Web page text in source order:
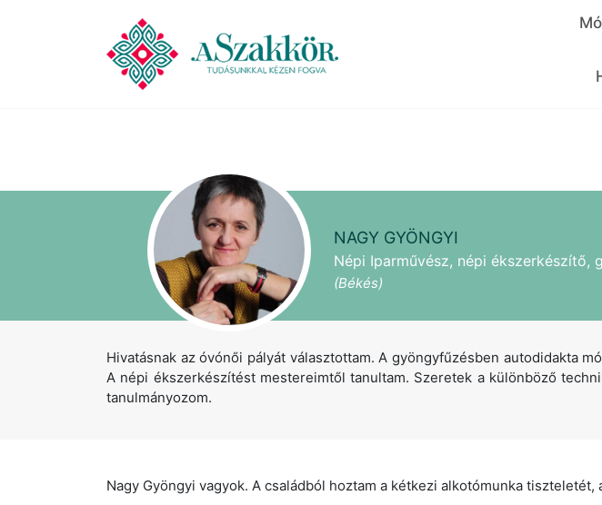
NAGY GYÖNGYI
Népi Iparművész, népi ékszerkészítő,
(Békés)
Hivatásnak az óvónői pályát választottam. A gyöngyfűzésben autodidakta
A népi ékszerkészítést mestereimtől tanultam. Szeretek a különböző
tanulmányozom.
Nagy Gyöngyi vagyok. A családból hoztam a kétkezi alkotómunka